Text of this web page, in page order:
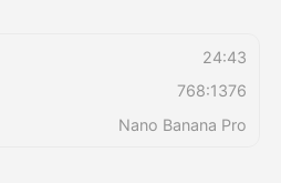
24:43
768:1376
Nano Banana Pro